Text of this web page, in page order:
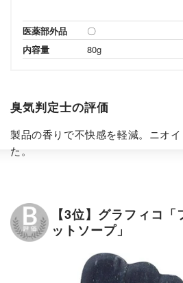
医薬部外品
〇
内容量
80g
臭気判定士の評価
製品の香りで不快感を軽減。ニオ
た。
【3位】グラフィコ
ットソープ」